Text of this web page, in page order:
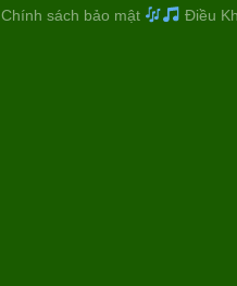
Chính sách bảo mật Điều